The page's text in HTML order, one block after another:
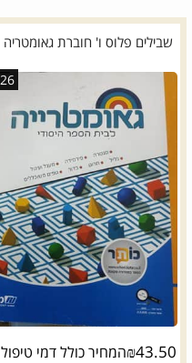
שבילים פלוס ו' חוברת גאומטריה
26
₪43.50 המחיר כולל דמי טיפול